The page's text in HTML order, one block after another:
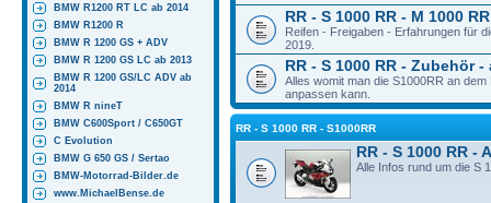
BMW R1200 RT LC ab 2014
BMW R1200 R
BMW R 1200 GS + ADV
BMW R 1200 GS LC ab 2013
BMW R 1200 GS/LC ADV ab
2014
BMW R nineT
BMW C600Sport / C650GT
C Evolution
BMW G 650 GS / Sertao
BMW-Motorrad-Bilder.de
www.MichaelBense.de
RR - S 1000 RR - M 1000
Reifen - Freigaben - Erfahrungen für
2019.
RR - S 1000 RR - Zubehör -
Alles womit man die S1000RR an
anpassen kann.
RR - S 1000 RR - S1000RR
RR - S 1000 RR -
Alle Infos rund um die S